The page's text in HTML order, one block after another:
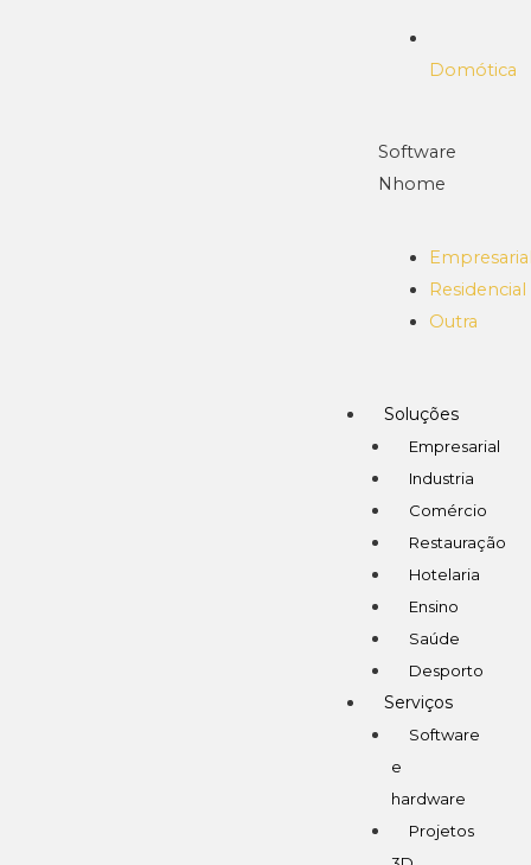
Domótica
Software
Nhome
Residencial
Outra
Soluções
Empresarial
Industria
Comércio
Restauração
Hotelaria
Ensino
Saúde
Desporto
Serviços
Software
e
hardware
Projetos